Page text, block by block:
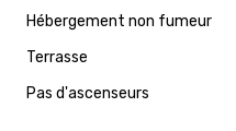
Hébergement non fumeur
Terrasse
Pas d'ascenseurs